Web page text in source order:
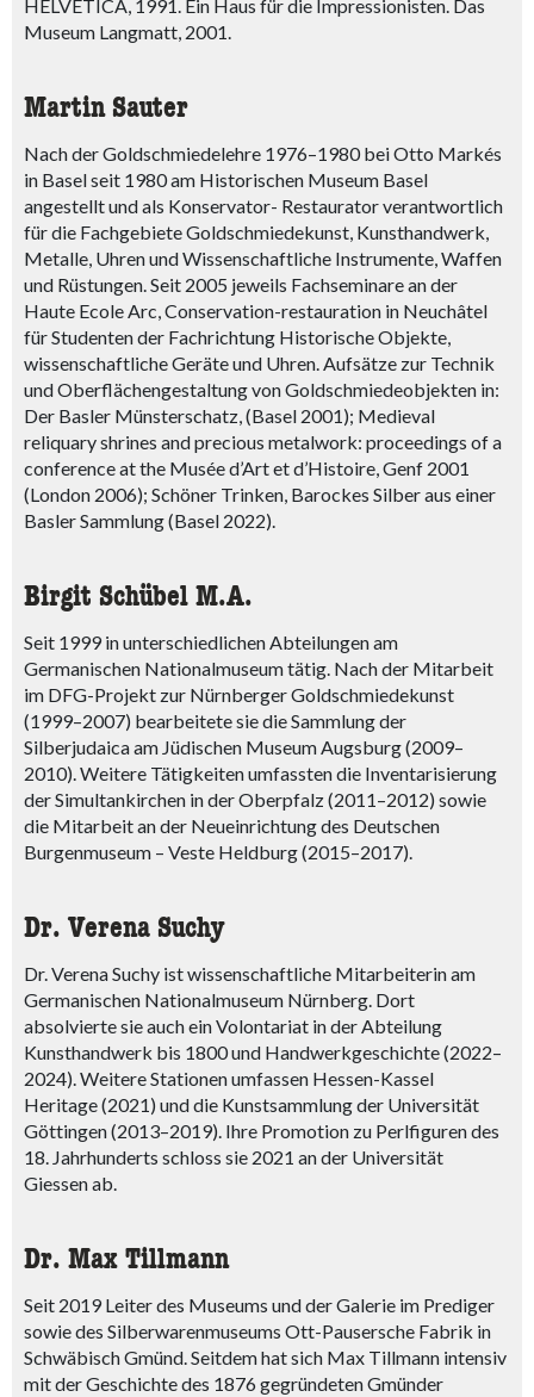
HELVETICA, 1991. Ein Haus für die Impressionisten. Das
Museum Langmatt, 2001.
Martin Sauter
Nach der Goldschmiedelehre 1976–1980 bei Otto Markés
in Basel seit 1980 am Historischen Museum Basel
angestellt und als Konservator- Restaurator verantwortlich
für die Fachgebiete Goldschmiedekunst, Kunsthandwerk,
Metalle, Uhren und Wissenschaftliche Instrumente, Waffen
und Rüstungen. Seit 2005 jeweils Fachseminare an der
Haute Ecole Arc, Conservation-restauration in Neuchâtel
für Studenten der Fachrichtung Historische Objekte,
wissenschaftliche Geräte und Uhren. Aufsätze zur Technik
und Oberflächengestaltung von Goldschmiedeobjekten in:
Der Basler Münsterschatz, (Basel 2001); Medieval
reliquary shrines and precious metalwork: proceedings of a
conference at the Musée d’Art et d’Histoire, Genf 2001
(London 2006); Schöner Trinken, Barockes Silber aus einer
Basler Sammlung (Basel 2022).
Birgit Schübel M.A.
Seit 1999 in unterschiedlichen Abteilungen am
Germanischen Nationalmuseum tätig. Nach der Mitarbeit
im DFG-Projekt zur Nürnberger Goldschmiedekunst
(1999–2007) bearbeitete sie die Sammlung der
Silberjudaica am Jüdischen Museum Augsburg (2009–
2010). Weitere Tätigkeiten umfassten die Inventarisierung
der Simultankirchen in der Oberpfalz (2011–2012) sowie
die Mitarbeit an der Neueinrichtung des Deutschen
Burgenmuseum – Veste Heldburg (2015–2017).
Dr. Verena Suchy
Dr. Verena Suchy ist wissenschaftliche Mitarbeiterin am
Germanischen Nationalmuseum Nürnberg. Dort
absolvierte sie auch ein Volontariat in der Abteilung
Kunsthandwerk bis 1800 und Handwerkgeschichte (2022–
2024). Weitere Stationen umfassen Hessen-Kassel
Heritage (2021) und die Kunstsammlung der Universität
Göttingen (2013–2019). Ihre Promotion zu Perlfiguren des
18. Jahrhunderts schloss sie 2021 an der Universität
Giessen ab.
Dr. Max Tillmann
Seit 2019 Leiter des Museums und der Galerie im Prediger
sowie des Silberwarenmuseums Ott-Pausersche Fabrik in
Schwäbisch Gmünd. Seitdem hat sich Max Tillmann intensiv
mit der Geschichte des 1876 gegründeten Gmünder